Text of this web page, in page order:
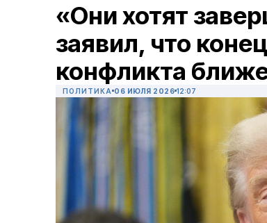
«Они хотят
заявил, что
конфликта
ПОЛИТИКА 06 ИЮЛЯ 2026 12:07